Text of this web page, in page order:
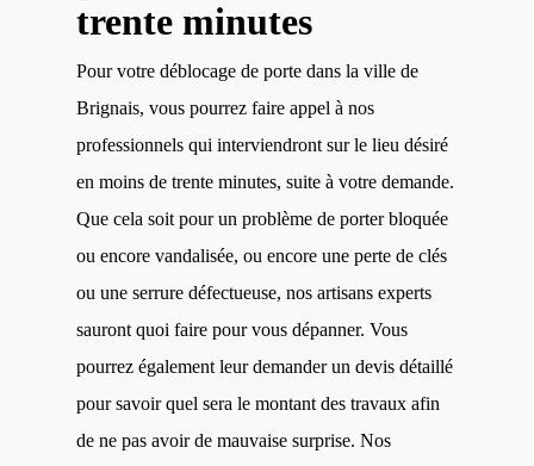
trente minutes
Pour votre déblocage de porte dans la ville de
Brignais, vous pourrez faire appel à nos
professionnels qui interviendront sur le lieu désiré
en moins de trente minutes, suite à votre demande.
Que cela soit pour un problème de porter bloquée
ou encore vandalisée, ou encore une perte de clés
ou une serrure défectueuse, nos artisans experts
sauront quoi faire pour vous dépanner. Vous
pourrez également leur demander un devis détaillé
pour savoir quel sera le montant des travaux afin
de ne pas avoir de mauvaise surprise. Nos